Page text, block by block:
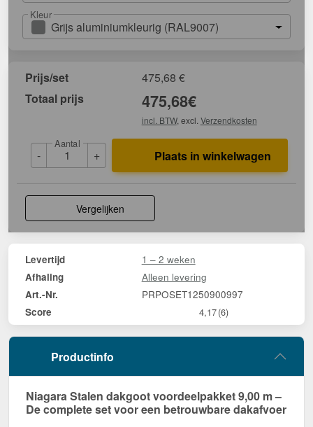
Kleur
Grijs aluminiumkleurig (RAL9007)
Prijs/set 475,68 €
Totaal prijs
475,68€
incl. BTW, excl. Verzendkosten
-
Aantal
+ Plaats in winkelwagen
Vergelijken
Levertijd 1 – 2 weken
Afhaling Alleen levering
Art.-Nr. PRPOSET1250900997
Score 4,17(6)
Productinfo
Niagara Stalen dakgoot voordeelpakket 9,00 m –
De complete set voor een betrouwbare dakafvoer